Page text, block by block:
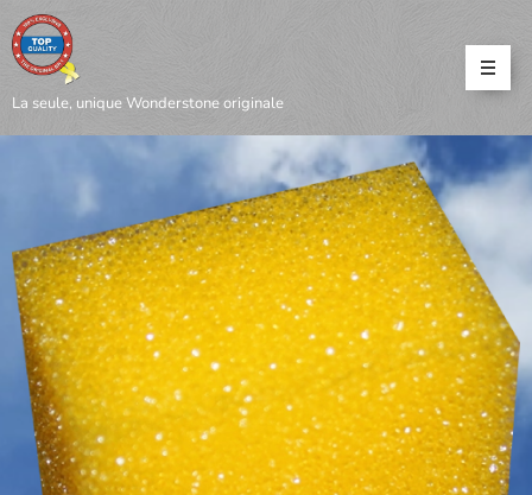
La seule, unique Wonderstone originale